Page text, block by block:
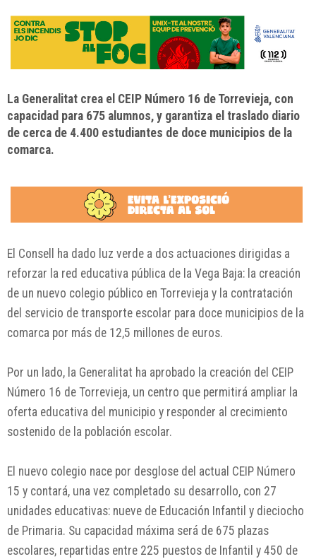
La Generalitat crea el CEIP Número 16 de Torrevieja, con
capacidad para 675 alumnos, y garantiza el traslado diario
de cerca de 4.400 estudiantes de doce municipios de la
comarca.
El Consell ha dado luz verde a dos actuaciones dirigidas a
reforzar la red educativa pública de la Vega Baja: la creación
de un nuevo colegio público en Torrevieja y la contratación
del servicio de transporte escolar para doce municipios de la
comarca por más de 12,5 millones de euros.
Por un lado, la Generalitat ha aprobado la creación del CEIP
Número 16 de Torrevieja, un centro que permitirá ampliar la
oferta educativa del municipio y responder al crecimiento
sostenido de la población escolar.
El nuevo colegio nace por desglose del actual CEIP Número
15 y contará, una vez completado su desarrollo, con 27
unidades educativas: nueve de Educación Infantil y dieciocho
de Primaria. Su capacidad máxima será de 675 plazas
escolares, repartidas entre 225 puestos de Infantil y 450 de